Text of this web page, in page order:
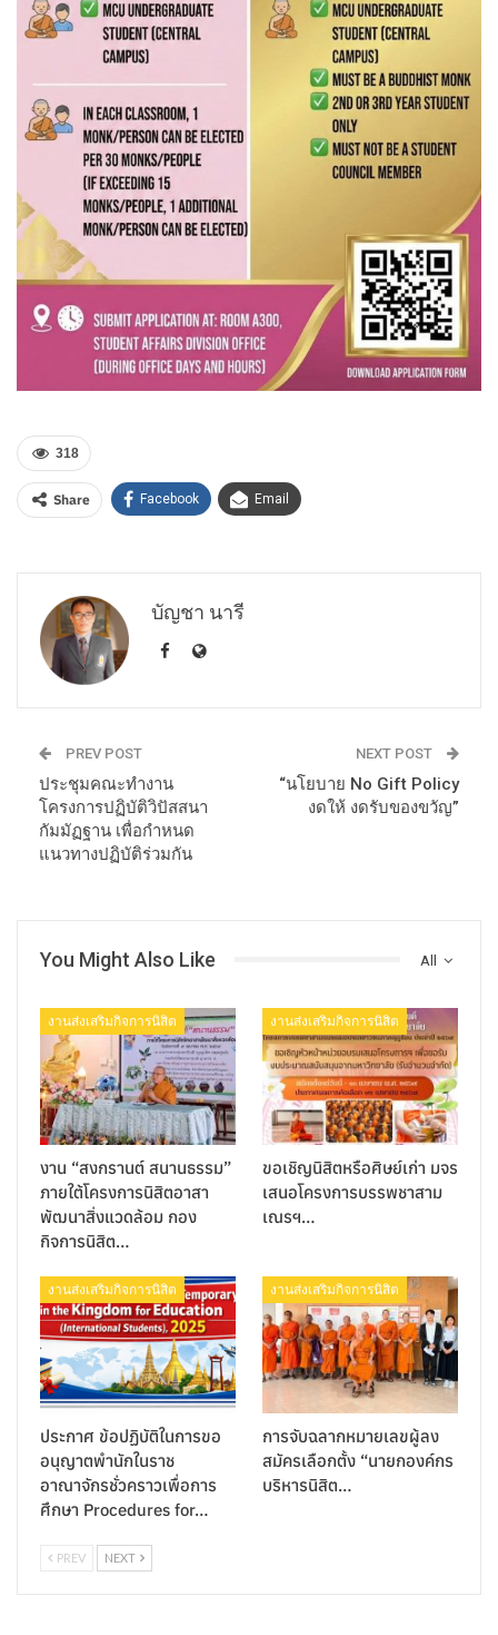
318
Share Facebook Email
บัญชา นารี
PREV POST
ประชุมคณะทำงาน
โครงการปฏิบัติวิปัสสนา
กัมมัฏฐาน เพื่อกำหนด
แนวทางปฏิบัติร่วมกัน
NEXT POST
“นโยบาย No Gift Policy
งดให้ งดรับของขวัญ”
All
You Might Also Like
งานส่งเสริมกิจการนิสิต
งาน “สงกรานต์ สนานธรรม”
ภายใต้โครงการนิสิตอาสา
พัฒนาสิ่งแวดล้อม กอง
กิจการนิสิต…
งานส่งเสริมกิจการนิสิต
ขอเชิญนิสิตหรือศิษย์เก่า มจร
เสนอโครงการบรรพชาสาม
เณรฯ…
งานส่งเสริมกิจการนิสิต
ประกาศ ข้อปฏิบัติในการขอ
อนุญาตพำนักในราช
อาณาจักรชั่วคราวเพื่อการ
ศึกษา Procedures for…
งานส่งเสริมกิจการนิสิต
การจับฉลากหมายเลขผู้ลง
สมัครเลือกตั้ง “นายกองค์กร
บริหารนิสิต…
PREV NEXT